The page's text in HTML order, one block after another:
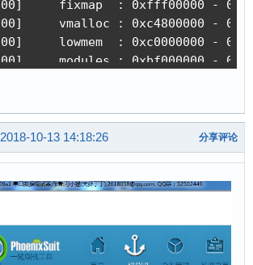
2018-10-13 14:18:26 分享评论